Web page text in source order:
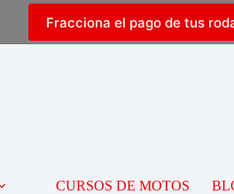
Fracciona el pago de tus
CURSOS DE MOTOS